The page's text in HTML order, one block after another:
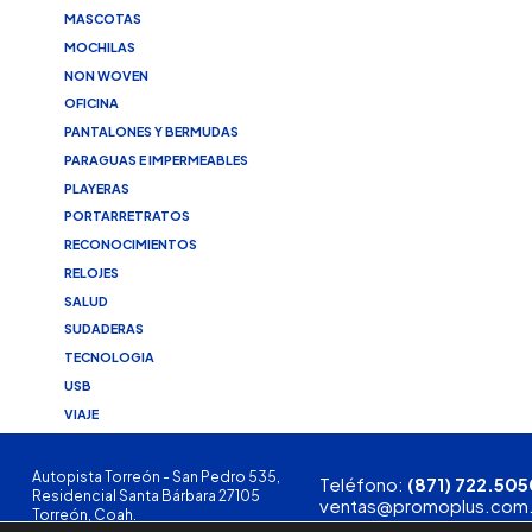
MASCOTAS
MOCHILAS
NON WOVEN
OFICINA
PANTALONES Y BERMUDAS
PARAGUAS E IMPERMEABLES
PLAYERAS
PORTARRETRATOS
RECONOCIMIENTOS
RELOJES
SALUD
SUDADERAS
TECNOLOGIA
USB
VIAJE
Autopista Torreón - San Pedro 535,
Residencial Santa Bárbara 27105
Torreón, Coah.
Teléfono: (871)